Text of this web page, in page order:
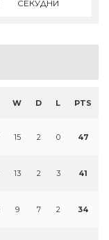
СЕКУДНИ
W D L PTS
15 2 0 47
13 2 3 41
9 7 2 34